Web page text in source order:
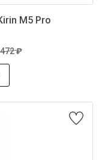
M5 Pro
₽